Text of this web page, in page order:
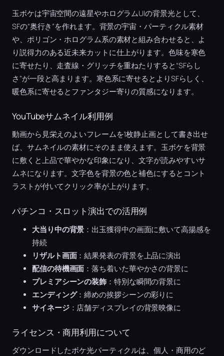
玉ボケは宇宙空間の遠星やホログラムUIの背景光として、
SFの“奥行き”を作れます。背景の宇宙・パーティクル素材
や、ポリゴン・ホログラム系の素材と組み合わせると、よ
り説得力のある近未来カットに仕上がります。色味を寒色
に寄せたり、走査線・グリッチを重ねたりすると“SFらし
さ”が一段と高まります。寒色系に寄せるとよりSFらしく、
暖色系に寄せるとファンタジー寄りの質感になります。
YouTubeサムネイル利用例
動画から見栄えのよいフレームを1枚静止画として書き出せ
ば、サムネイルの素材にそのまま使えます。玉ボケを背景
に敷くと上品で華やかな印象になり、文字が読みやすいサ
ムネになります。文字色を背景の色と補色にするとコント
ラストが付いてクリック率が上がります。
パチンコ・スロット演出での活用例
大当り中の背景 ：出玉獲得中の画面に敷いて高揚感を
持続
リザルト画面：結果発表の背景を上品に演出
配信の待機画面 ：落ち着いた華やかさの背景に
プレミアシーンの装飾 ：特別な瞬間の背景に
エンディング：締めの挨拶シーンの彩りに
サイネージ：店舗ディスプレイの背景映像に
ライセンス・商用利用について
ダウンロードしたボケ光パーティクルは、個人・商用のど